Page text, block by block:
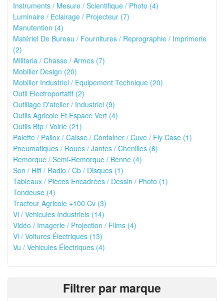
Instruments / Mesure / Scientifique / Photo (4)
Luminaire / Eclairage / Projecteur (7)
Manutention (4)
Matériel De Bureau / Fournitures / Reprographie / Imprimerie
(2)
Militaria / Chasse / Armes (7)
Mobilier Design (20)
Mobilier Industriel / Equipement Technique (20)
Outil Electroportatif (2)
Outillage D'atelier / Industriel (9)
Outils Agricole Et Espace Vert (4)
Outils Btp / Voirie (21)
Palette / Pallox / Caisse / Container / Cuve / Fly Case (1)
Pneumatiques / Roues / Jantes / Chenilles (6)
Remorque / Semi-Remorque / Benne (4)
Son / Hifi / Radio / Cb / Disques (1)
Tableaux / Pièces Encadrées / Dessin / Photo (1)
Tondeuse (4)
Tracteur Agricole +100 Cv (3)
Vi / Vehicules Industriels (14)
Vidéo / Imagerie / Projection / Films (4)
Vl / Voitures Électriques (13)
Vu / Vehicules Électriques (4)
Filtrer par marque